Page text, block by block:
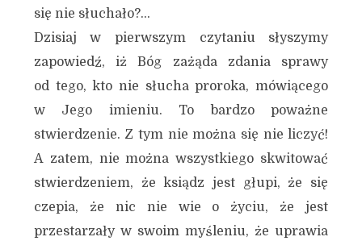
się nie słuchało?…
Dzisiaj w pierwszym czytaniu słyszymy
zapowiedź, iż Bóg zażąda zdania sprawy
od tego, kto nie słucha proroka, mówiącego
w Jego imieniu. To bardzo poważne
stwierdzenie. Z tym nie można się nie liczyć!
A zatem, nie można wszystkiego skwitować
stwierdzeniem, że ksiądz jest głupi, że się
czepia, że nic nie wie o życiu, że jest
przestarzały w swoim myśleniu, że uprawia